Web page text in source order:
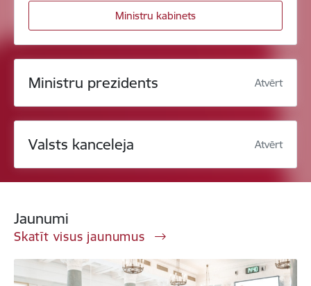
Ministru kabinets
Ministru prezidents Atvērt
Valsts kanceleja Atvērt
Jaunumi
Skatīt visus jaunumus